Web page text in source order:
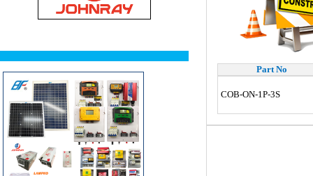
Part No
COB-ON-1P-3S